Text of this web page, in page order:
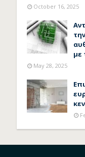
October 16, 2025
με
May 28, 2025